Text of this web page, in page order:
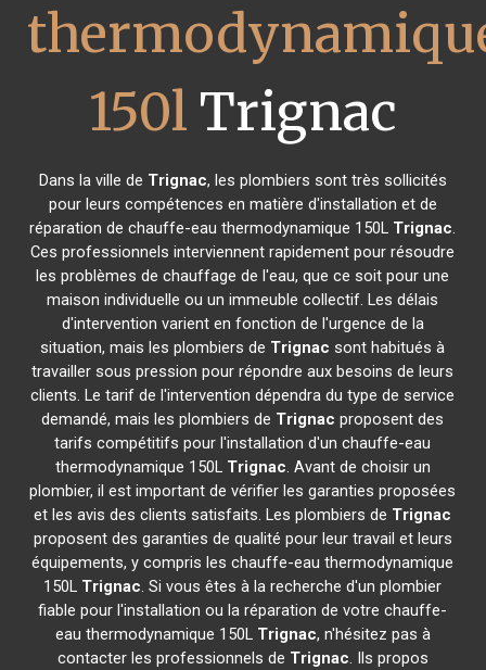
150l Trignac
Dans la ville de Trignac, les plombiers sont très sollicités
pour leurs compétences en matière d'installation et de
réparation de chauffe-eau thermodynamique 150L Trignac.
Ces professionnels interviennent rapidement pour résoudre
les problèmes de chauffage de l'eau, que ce soit pour une
maison individuelle ou un immeuble collectif. Les délais
d'intervention varient en fonction de l'urgence de la
situation, mais les plombiers de Trignac sont habitués à
travailler sous pression pour répondre aux besoins de leurs
clients. Le tarif de l'intervention dépendra du type de service
demandé, mais les plombiers de Trignac proposent des
tarifs compétitifs pour l'installation d'un chauffe-eau
thermodynamique 150L Trignac. Avant de choisir un
plombier, il est important de vérifier les garanties proposées
et les avis des clients satisfaits. Les plombiers de Trignac
proposent des garanties de qualité pour leur travail et leurs
équipements, y compris les chauffe-eau thermodynamique
150L Trignac. Si vous êtes à la recherche d'un plombier
fiable pour l'installation ou la réparation de votre chauffe-
eau thermodynamique 150L Trignac, n'hésitez pas à
contacter les professionnels de Trignac. Ils propos